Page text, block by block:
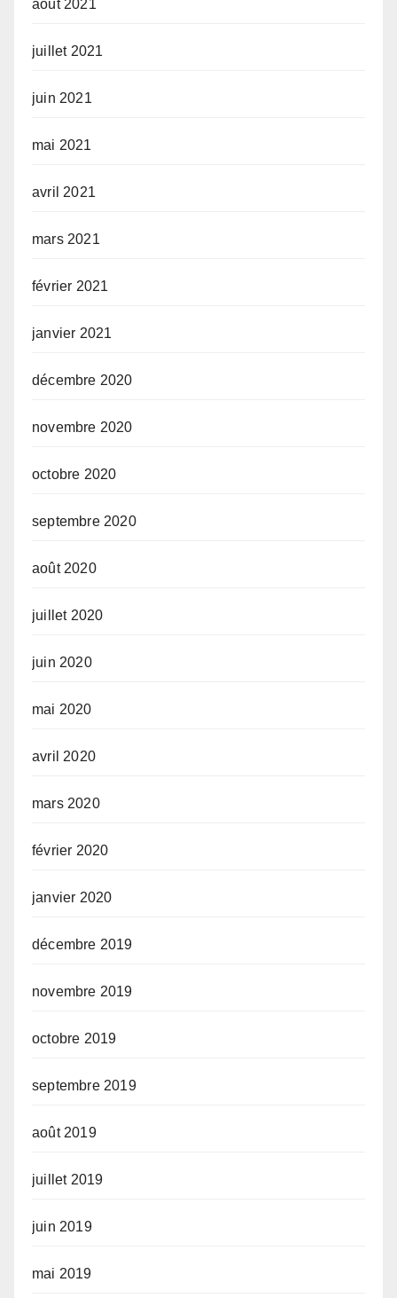
août 2021
juillet 2021
juin 2021
mai 2021
avril 2021
mars 2021
février 2021
janvier 2021
décembre 2020
novembre 2020
octobre 2020
septembre 2020
août 2020
juillet 2020
juin 2020
mai 2020
avril 2020
mars 2020
février 2020
janvier 2020
décembre 2019
novembre 2019
octobre 2019
septembre 2019
août 2019
juillet 2019
juin 2019
mai 2019